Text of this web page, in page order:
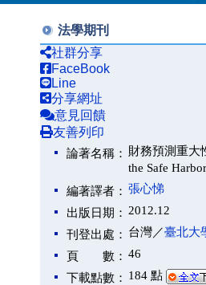
法學期刊
社群分享
FaceBook
Line
分享網址
意見回饋
友善列印
論著名稱： 財務預測重大
the Safe
編著譯者： 張心悌
出版日期： 2012.12
刊登出處： 台灣／臺北大
頁 數： 46
下載點數： 184 點